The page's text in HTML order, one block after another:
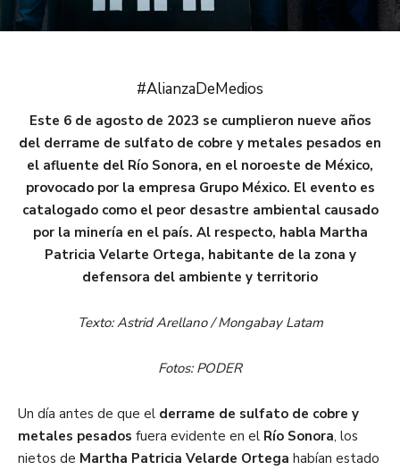
#AlianzaDeMedios
Este 6 de agosto de 2023 se cumplieron nueve años
del derrame de sulfato de cobre y metales pesados en
el afluente del Río Sonora, en el noroeste de México,
provocado por la empresa Grupo México. El evento es
catalogado como el peor desastre ambiental causado
por la minería en el país. Al respecto, habla Martha
Patricia Velarte Ortega, habitante de la zona y
defensora del ambiente y territorio
Texto: Astrid Arellano / Mongabay Latam
Fotos: PODER
Un día antes de que el derrame de sulfato de cobre y
metales pesados fuera evidente en el Río Sonora, los
nietos de Martha Patricia Velarde Ortega habían estado